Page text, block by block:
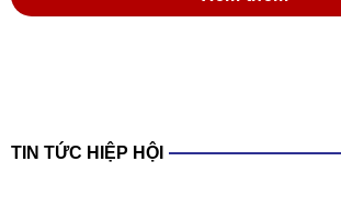
TIN TỨC HIỆP HỘI